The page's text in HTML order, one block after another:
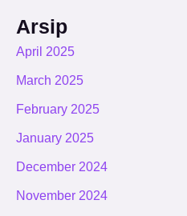
Arsip
April 2025
March 2025
February 2025
January 2025
December 2024
November 2024